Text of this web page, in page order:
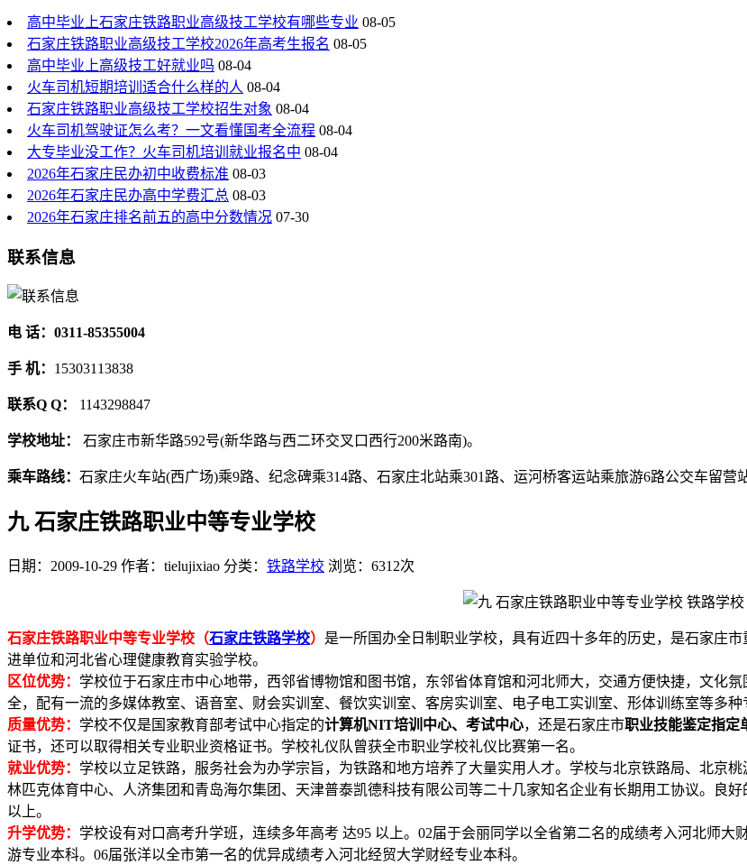
高中毕业上石家庄铁路职业高级技工学校有哪些专业 08-05
石家庄铁路职业高级技工学校2026年高考生报名 08-05
高中毕业上高级技工好就业吗 08-04
火车司机短期培训适合什么样的人 08-04
石家庄铁路职业高级技工学校招生对象 08-04
火车司机驾驶证怎么考？一文看懂国考全流程 08-04
大专毕业没工作？火车司机培训就业报名中 08-04
2026年石家庄民办初中收费标准 08-03
2026年石家庄民办高中学费汇总 08-03
2026年石家庄排名前五的高中分数情况 07-30
联系信息
电 话：0311-85355004
手 机： 15303113838
联系Q Q： 1143298847
学校地址： 石家庄市新华路592号(新华路与西二环交叉口西行200米路南)。
乘车路线： 石家庄火车站(西广场)乘9路、纪念碑乘314路、石家庄北站乘301路、运河桥客运站乘旅游6路公交车留营
九 石家庄铁路职业中等专业学校
日期：2009-10-29 作者：tielujixiao 分类： 铁路学校 浏览：6312次
石家庄铁路职业中等专业学校（石家庄铁路学校） 是一所国办全日制职业学校，具有近四十多年的历史，是石家庄
进单位和河北省心理健康教育实验学校。
区位优势： 学校位于石家庄市中心地带，西邻省博物馆和图书馆，东邻省体育馆和河北师大，交通方便快捷，文化氛
全，配有一流的多媒体教室、语音室、财会实训室、餐饮实训室、客房实训室、电子电工实训室、形体训练室等多
质量优势： 学校不仅是国家教育部考试中心指定的计算机NIT培训中心、考试中心，还是石家庄市职业技能鉴定指定
证书，还可以取得相关专业职业资格证书。学校礼仪队曾获全市职业学校礼仪比赛第一名。
就业优势： 学校以立足铁路，服务社会为办学宗旨，为铁路和地方培养了大量实用人才。学校与北京铁路局、北京
林匹克体育中心、人济集团和青岛海尔集团、天津普泰凯德科技有限公司等二十几家知名企业有长期用工协议。良
以上。
升学优势： 学校设有对口高考升学班，连续多年高考 达95 以上。02届于会丽同学以全省第二名的成绩考入河北师
游专业本科。06届张洋以全市第一名的优异成绩考入河北经贸大学财经专业本科。